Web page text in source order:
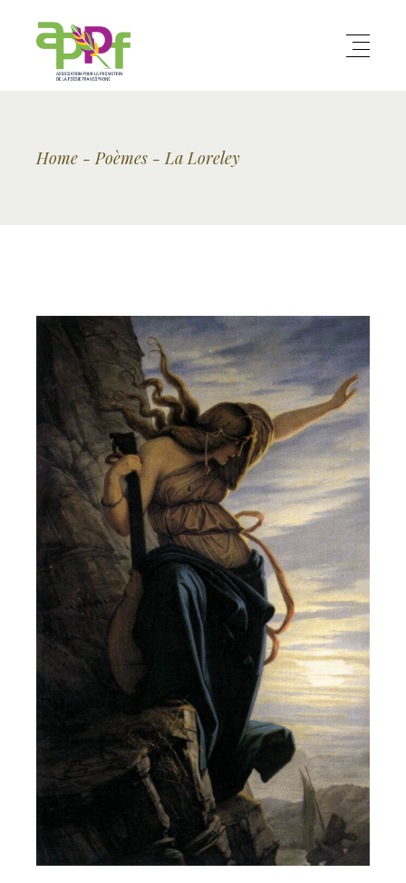
Home Poèmes La Loreley